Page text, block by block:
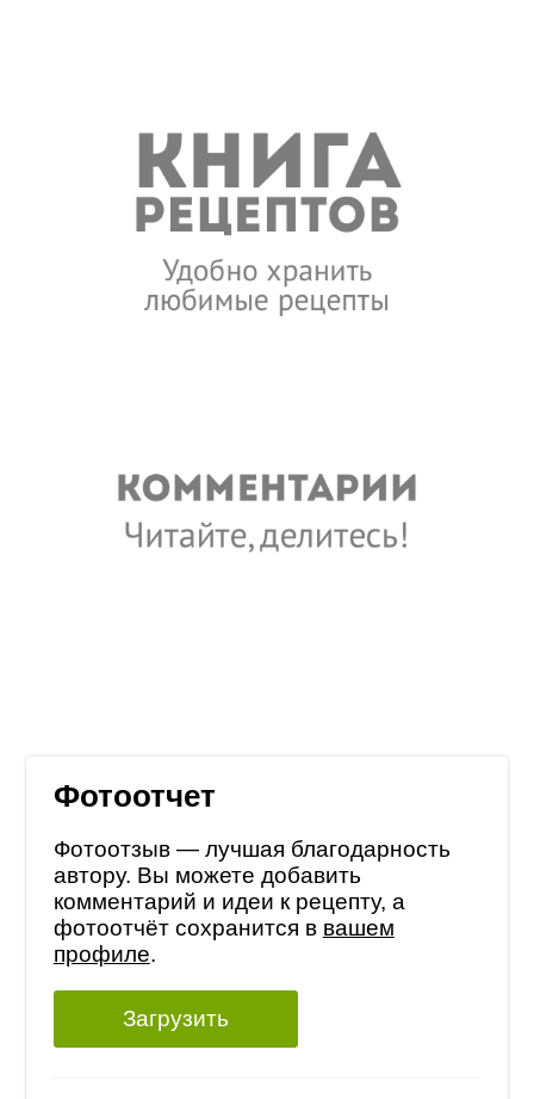
Фотоотчет
Фотоотзыв — лучшая благодарность
автору. Вы можете добавить
комментарий и идеи к рецепту, а
фотоотчёт сохранится в вашем
профиле.
Загрузить